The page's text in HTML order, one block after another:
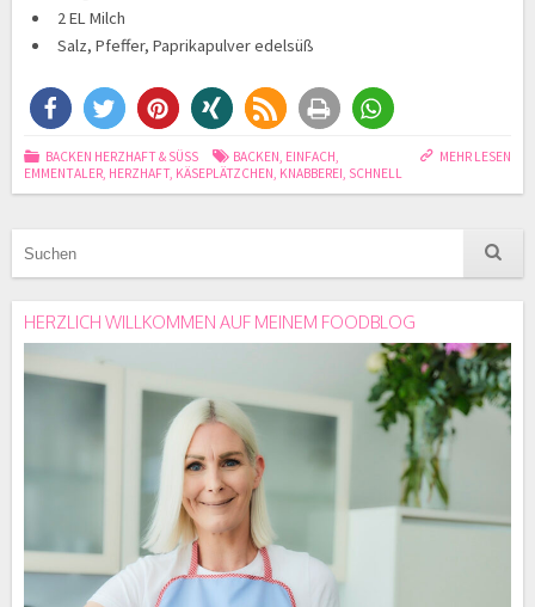
2 EL Milch
Salz, Pfeffer, Paprikapulver edelsüß
MEHR LESEN
BACKEN HERZHAFT & SÜSS BACKEN, EINFACH,
EMMENTALER, HERZHAFT, KÄSEPLÄTZCHEN, KNABBEREI, SCHNELL
HERZLICH WILLKOMMEN AUF MEINEM FOODBLOG